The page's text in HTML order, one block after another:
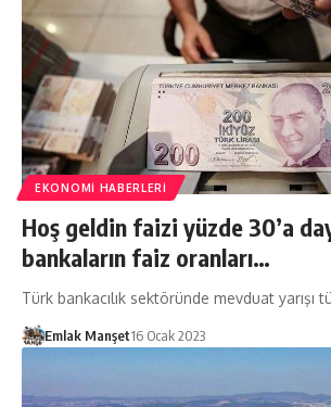
EKONOMI HABERLERI
Hoş geldin faizi yüzde 30’a
bankaların faiz oranları…
Türk bankacılık sektöründe mevduat yarışı
Emlak Manşet16 Ocak 2023